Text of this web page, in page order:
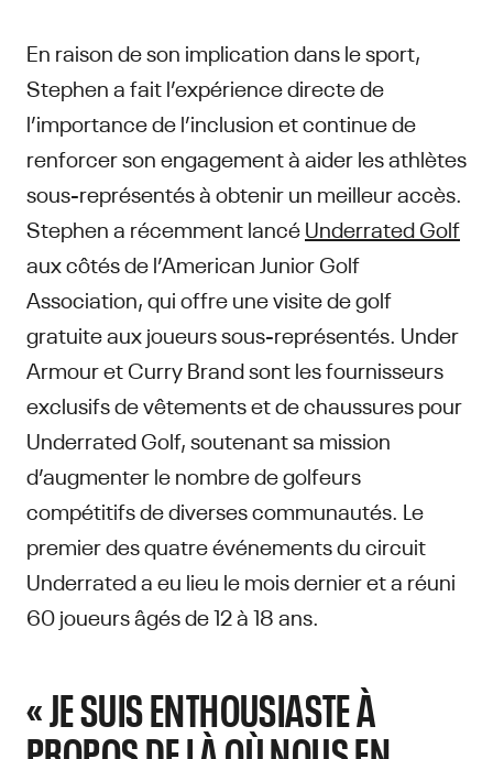
En raison de son implication dans le sport,
Stephen a fait l’expérience directe de
l’importance de l’inclusion et continue de
renforcer son engagement à aider les athlètes
sous-représentés à obtenir un meilleur accès.
Stephen a récemment lancéUnderrated Golf
aux côtés de l’American Junior Golf
Association, qui offre une visite de golf
gratuite aux joueurs sous-représentés. Under
Armour et Curry Brand sont les fournisseurs
exclusifs de vêtements et de chaussures pour
Underrated Golf, soutenant sa mission
d’augmenter le nombre de golfeurs
compétitifs de diverses communautés. Le
premier des quatre événements du circuit
Underrated a eu lieu le mois dernier et a réuni
60 joueurs âgés de 12 à 18 ans.
« JE SUIS ENTHOUSIASTE À